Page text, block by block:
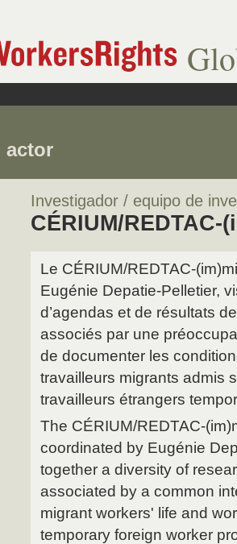
actor
Investigador / equipo de
CÉRIUM/
Le CÉRIUM/REDTAC-
Eugénie Depatie-Pelletier,
d’agendas et de résultats
associés par une
de documenter les
travailleurs migrants admis
travailleurs étrangers
The CÉRIUM/REDTAC-
coordinated by Eugénie
together a diversity of
associated by a common
migrant workers' life and
temporary foreign worker